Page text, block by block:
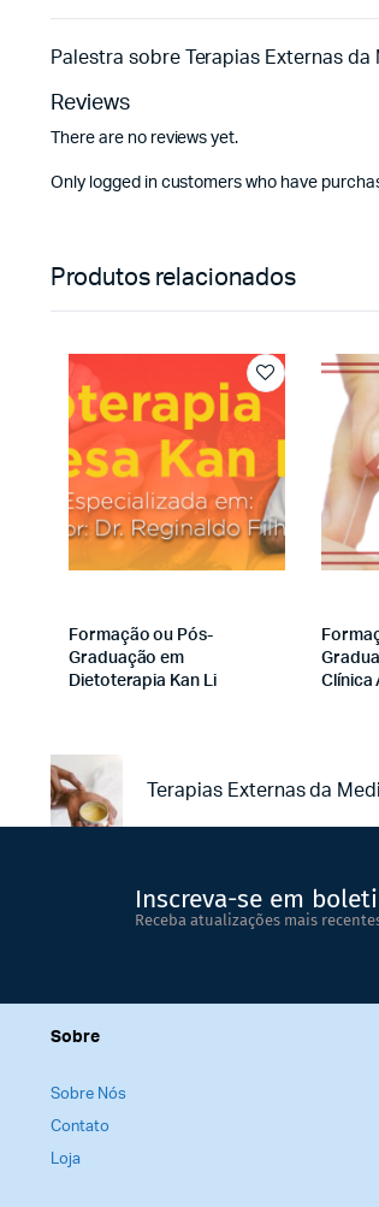
Palestra sobre Terapias Externas da
Reviews
There are no reviews yet.
Only logged in customers who have
Produtos relacionados
Formação ou Pós-
Graduação em
Dietoterapia Kan Li
Clínica
Terapias Externas da
Inscreva-se em
Receba atualizações mais
Sobre
Sobre Nós
Contato
Loja